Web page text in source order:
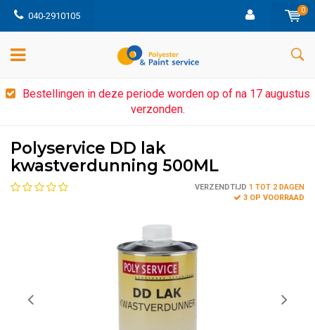
040-2910105
0
Bestellingen in deze periode worden op of na 17 augustus
verzonden.
Polyservice DD lak
kwastverdunning 500ML
VERZENDTIJD 1 TOT 2 DAGEN
3 OP VOORRAAD